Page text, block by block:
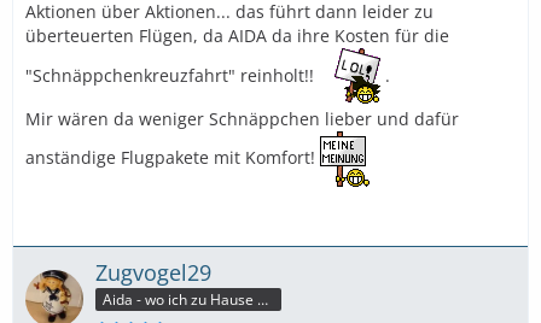
Aktionen über Aktionen... das führt dann leider zu
überteuerten Flügen, da AIDA da ihre Kosten für die
"Schnäppchenkreuzfahrt" reinholt!!
.
Mir wären da weniger Schnäppchen lieber und dafür
anständige Flugpakete mit Komfort!
Zugvogel29
Aida - wo ich zu Hause bin